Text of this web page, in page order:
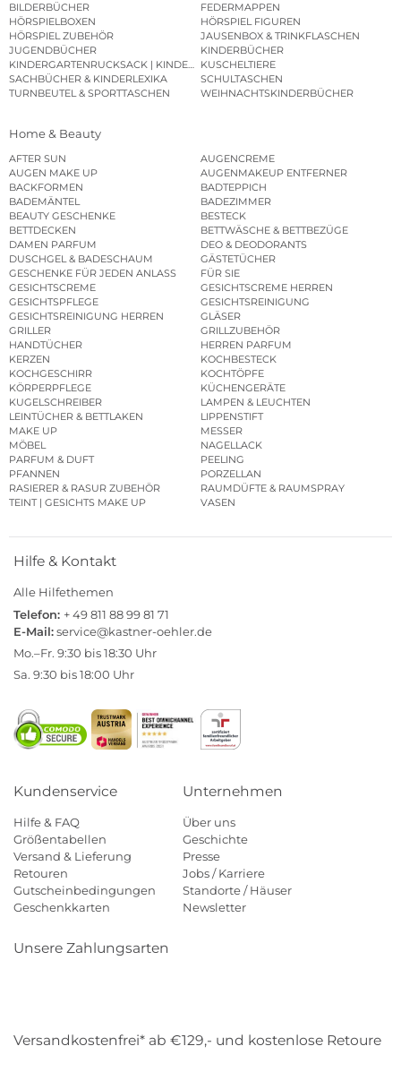
BILDERBÜCHER
FEDERMAPPEN
HÖRSPIELBOXEN
HÖRSPIEL FIGUREN
HÖRSPIEL ZUBEHÖR
JAUSENBOX & TRINKFLASCHEN
JUGENDBÜCHER
KINDERBÜCHER
KINDERGARTENRUCKSACK | KINDERGARTENBEUTEL
KUSCHELTIERE
SACHBÜCHER & KINDERLEXIKA
SCHULTASCHEN
TURNBEUTEL & SPORTTASCHEN
WEIHNACHTSKINDERBÜCHER
Home & Beauty
AFTER SUN
AUGENCREME
AUGEN MAKE UP
AUGENMAKEUP ENTFERNER
BACKFORMEN
BADTEPPICH
BADEMÄNTEL
BADEZIMMER
BEAUTY GESCHENKE
BESTECK
BETTDECKEN
BETTWÄSCHE & BETTBEZÜGE
DAMEN PARFUM
DEO & DEODORANTS
DUSCHGEL & BADESCHAUM
GÄSTETÜCHER
GESCHENKE FÜR JEDEN ANLASS
FÜR SIE
GESICHTSCREME
GESICHTSCREME HERREN
GESICHTSPFLEGE
GESICHTSREINIGUNG
GESICHTSREINIGUNG HERREN
GLÄSER
GRILLER
GRILLZUBEHÖR
HANDTÜCHER
HERREN PARFUM
KERZEN
KOCHBESTECK
KOCHGESCHIRR
KOCHTÖPFE
KÖRPERPFLEGE
KÜCHENGERÄTE
KUGELSCHREIBER
LAMPEN & LEUCHTEN
LEINTÜCHER & BETTLAKEN
LIPPENSTIFT
MAKE UP
MESSER
MÖBEL
NAGELLACK
PARFUM & DUFT
PEELING
PFANNEN
PORZELLAN
RASIERER & RASUR ZUBEHÖR
RAUMDÜFTE & RAUMSPRAY
TEINT | GESICHTS MAKE UP
VASEN
Hilfe & Kontakt
Alle Hilfethemen
Telefon: + 49 811 88 99 81 71
E-Mail:service@kastner-oehler.de
Mo.–Fr. 9:30 bis 18:30 Uhr
Sa. 9:30 bis 18:00 Uhr
Kundenservice
Hilfe & FAQ
Größentabellen
Versand & Lieferung
Retouren
Gutscheinbedingungen
Geschenkkarten
Unternehmen
Über uns
Geschichte
Presse
Jobs / Karriere
Standorte / Häuser
Newsletter
Unsere Zahlungsarten
Versandkostenfrei* ab €129,- und kostenlose Retoure